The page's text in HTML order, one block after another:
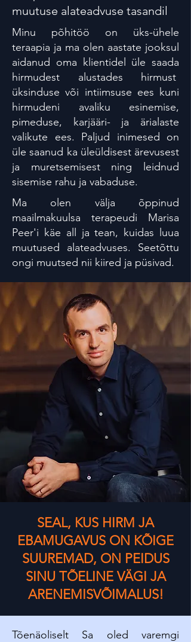
muutuse alateadvuse tasandil
Minu põhitöö on üks-ühele
teraapia ja ma olen aastate jooksul
aidanud oma klientidel üle saada
hirmudest alustades hirmust
üksinduse või intiimsuse ees kuni
hirmudeni avaliku esinemise,
pimeduse, karjääri- ja ärialaste
valikute ees. Paljud inimesed on
üle saanud ka üleüldisest ärevusest
ja muretsemisest ning leidnud
sisemise rahu ja vabaduse.
Ma olen välja õppinud
maailmakuulsa terapeudi Marisa
Peer'i käe all ja tean, kuidas luua
muutused alateadvuses. Seetõttu
ongi muutsed nii kiired ja püsivad.
SEAL, KUS HIRM JA
EBAMUGAVUS ON KÕIGE
SUUREMAD, ON PEIDUS
SINU TÕELINE VÄGI JA
ARENEMISVÕIMALUS!
Tõenäoliselt Sa oled varemgi